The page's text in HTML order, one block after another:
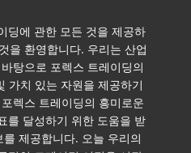
딩에 관한 모든 것을 제공하
을 환영합니다. 우리는 산업
탕으로 포렉스 트레이딩의
가치 있는 자원을 제공하기
렉스 트레이딩의 흥미로운
를 달성하기 위한 도움을 받
제공합니다. 오늘 우리의